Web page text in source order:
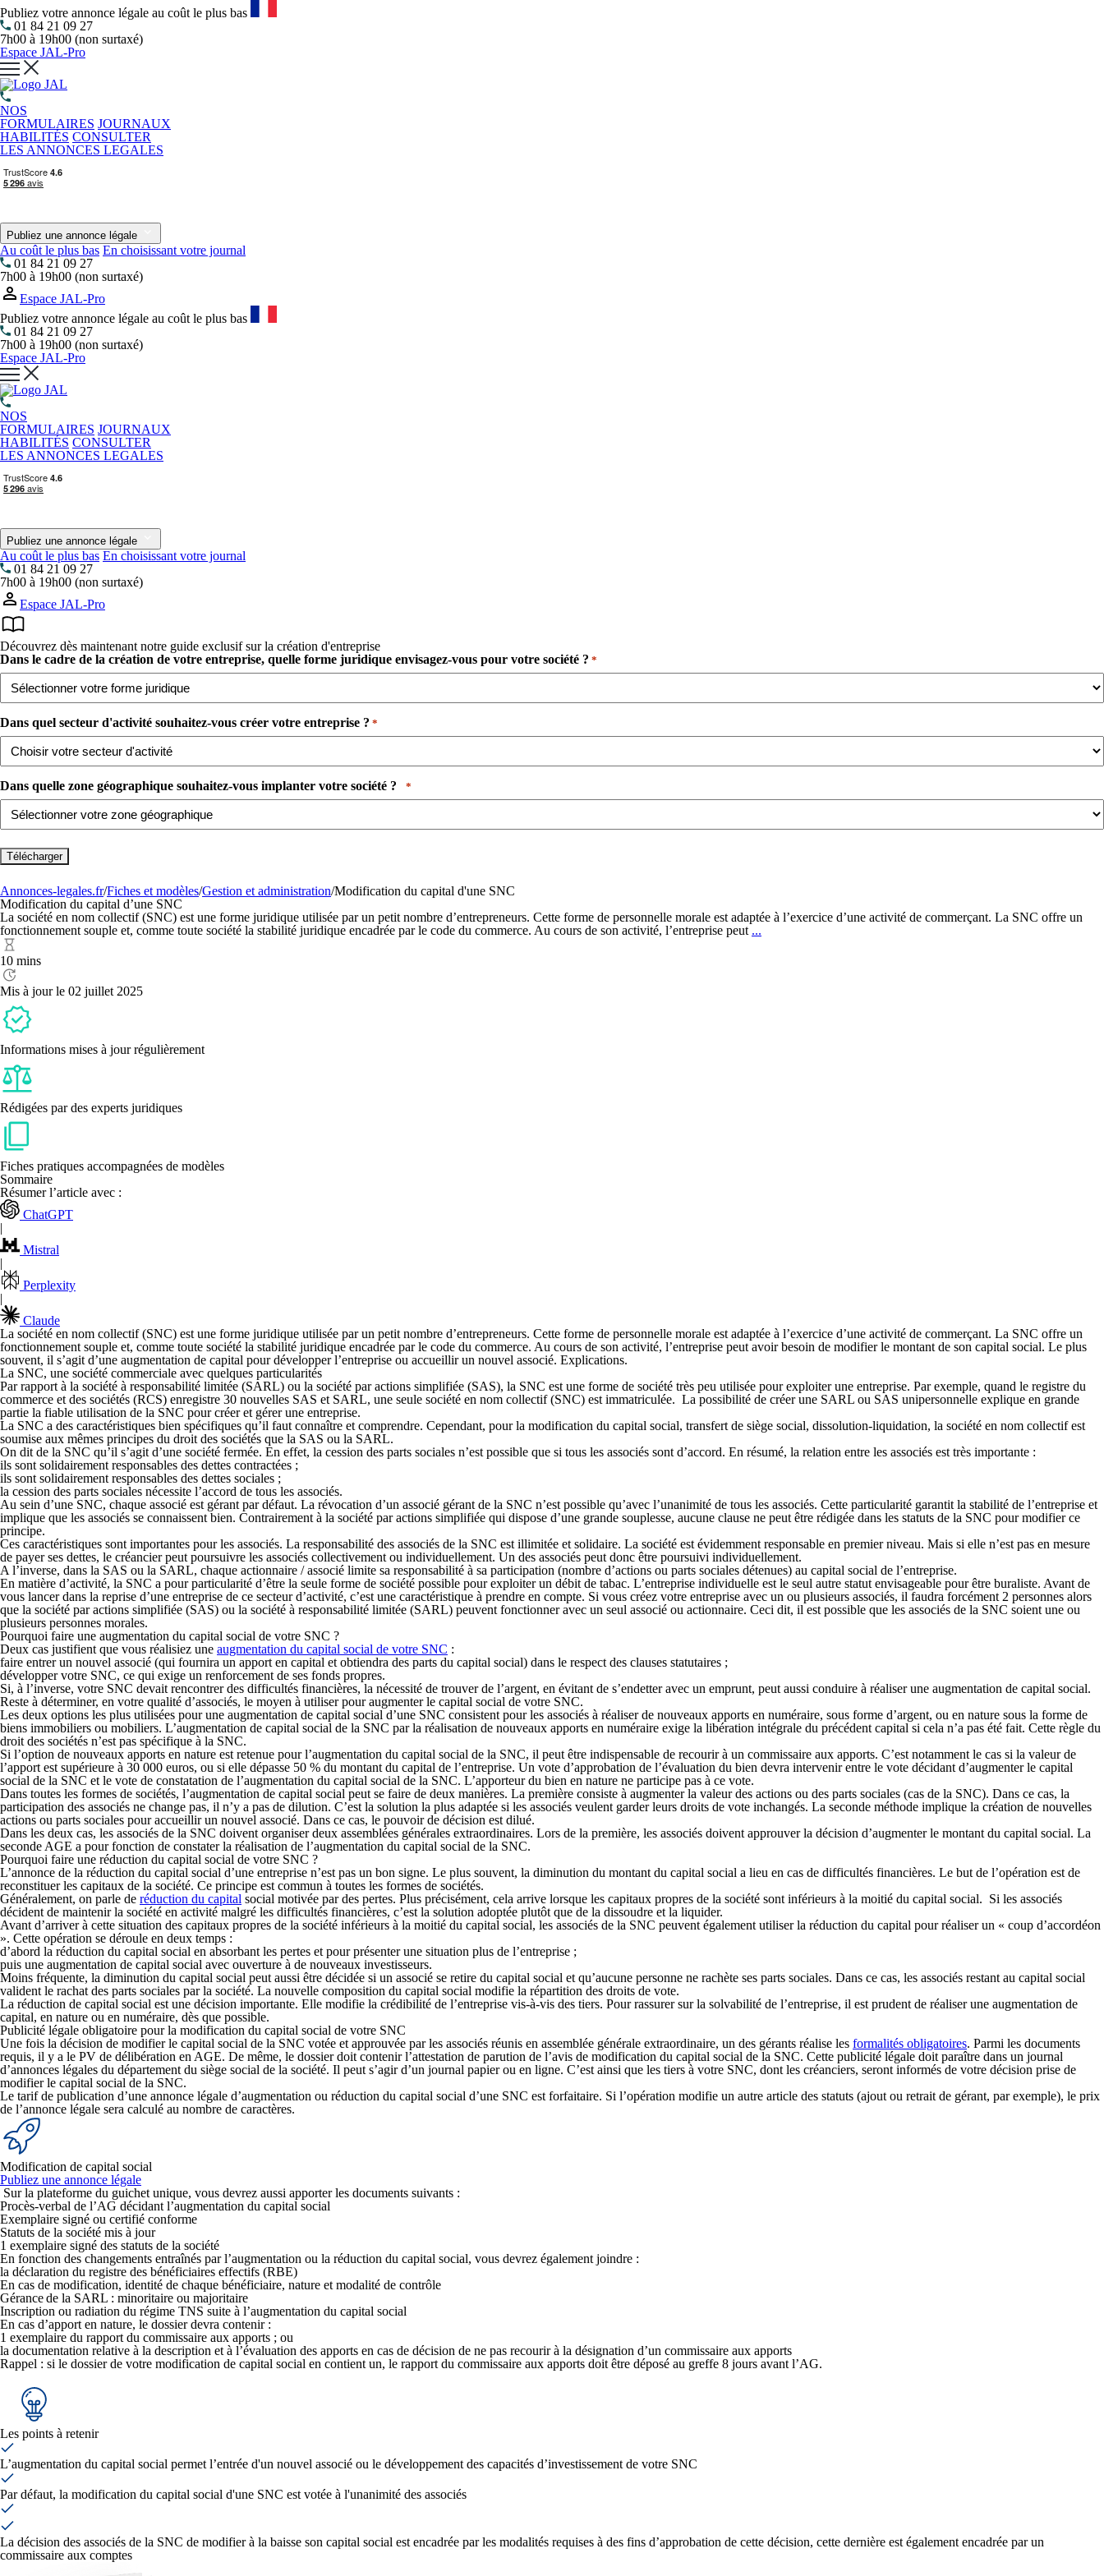
Publiez votre annonce légale au coût le plus bas
01 84 21 09 27
7h00 à 19h00 (non surtaxé)
Espace JAL-Pro
NOS
FORMULAIRES JOURNAUX
HABILITÉS CONSULTER
LES ANNONCES LEGALES
Publiez une annonce légale
Au coût le plus bas En choisissant votre journal
01 84 21 09 27
7h00 à 19h00 (non surtaxé)
Espace JAL-Pro
Publiez votre annonce légale au coût le plus bas
01 84 21 09 27
7h00 à 19h00 (non surtaxé)
Espace JAL-Pro
NOS
FORMULAIRES JOURNAUX
HABILITÉS CONSULTER
LES ANNONCES LEGALES
Publiez une annonce légale
Au coût le plus bas En choisissant votre journal
01 84 21 09 27
7h00 à 19h00 (non surtaxé)
Espace JAL-Pro
Découvrez dès maintenant notre guide exclusif sur la création d'entreprise
Dans le cadre de la création de votre entreprise, quelle forme juridique envisagez-vous pour votre société ? *
Dans quel secteur d'activité souhaitez-vous créer votre entreprise ?​ *
Dans quelle zone géographique souhaitez-vous implanter votre société ? ​ ​ *
Annonces-legales.fr/Fiches et modèles/Gestion et administration/Modification du capital d'une SNC
Modification du capital d’une SNC
La société en nom collectif (SNC) est une forme juridique utilisée par un petit nombre d’entrepreneurs. Cette forme de personnelle morale est adaptée à l’exercice d’une activité de commerçant. La SNC offre un
fonctionnement souple et, comme toute société la stabilité juridique encadrée par le code du commerce. Au cours de son activité, l’entreprise peut ...
10 mins
Mis à jour le 02 juillet 2025
Informations mises à jour régulièrement
Rédigées par des experts juridiques
Fiches pratiques accompagnées de modèles
Sommaire
Résumer l’article avec :
ChatGPT
|
Mistral
|
Perplexity
|
Claude
La société en nom collectif (SNC) est une forme juridique utilisée par un petit nombre d’entrepreneurs. Cette forme de personnelle morale est adaptée à l’exercice d’une activité de commerçant. La SNC offre un
fonctionnement souple et, comme toute société la stabilité juridique encadrée par le code du commerce. Au cours de son activité, l’entreprise peut avoir besoin de modifier le montant de son capital social. Le plus
souvent, il s’agit d’une augmentation de capital pour développer l’entreprise ou accueillir un nouvel associé. Explications.
La SNC, une société commerciale avec quelques particularités
Par rapport à la société à responsabilité limitée (SARL) ou la société par actions simplifiée (SAS), la SNC est une forme de société très peu utilisée pour exploiter une entreprise. Par exemple, quand le registre du
commerce et des sociétés (RCS) enregistre 30 nouvelles SAS et SARL, une seule société en nom collectif (SNC) est immatriculée. La possibilité de créer une SARL ou SAS unipersonnelle explique en grande
partie la fiable utilisation de la SNC pour créer et gérer une entreprise.
La SNC a des caractéristiques bien spécifiques qu’il faut connaître et comprendre. Cependant, pour la modification du capital social, transfert de siège social, dissolution-liquidation, la société en nom collectif est
soumise aux mêmes principes du droit des sociétés que la SAS ou la SARL.
On dit de la SNC qu’il s’agit d’une société fermée. En effet, la cession des parts sociales n’est possible que si tous les associés sont d’accord. En résumé, la relation entre les associés est très importante :
ils sont solidairement responsables des dettes contractées ;
ils sont solidairement responsables des dettes sociales ;
la cession des parts sociales nécessite l’accord de tous les associés.
Au sein d’une SNC, chaque associé est gérant par défaut. La révocation d’un associé gérant de la SNC n’est possible qu’avec l’unanimité de tous les associés. Cette particularité garantit la stabilité de l’entreprise et
implique que les associés se connaissent bien. Contrairement à la société par actions simplifiée qui dispose d’une grande souplesse, aucune clause ne peut être rédigée dans les statuts de la SNC pour modifier ce
principe.
Ces caractéristiques sont importantes pour les associés. La responsabilité des associés de la SNC est illimitée et solidaire. La société est évidemment responsable en premier niveau. Mais si elle n’est pas en mesure
de payer ses dettes, le créancier peut poursuivre les associés collectivement ou individuellement. Un des associés peut donc être poursuivi individuellement.
A l’inverse, dans la SAS ou la SARL, chaque actionnaire / associé limite sa responsabilité à sa participation (nombre d’actions ou parts sociales détenues) au capital social de l’entreprise.
En matière d’activité, la SNC a pour particularité d’être la seule forme de société possible pour exploiter un débit de tabac. L’entreprise individuelle est le seul autre statut envisageable pour être buraliste. Avant de
vous lancer dans la reprise d’une entreprise de ce secteur d’activité, c’est une caractéristique à prendre en compte. Si vous créez votre entreprise avec un ou plusieurs associés, il faudra forcément 2 personnes alors
que la société par actions simplifiée (SAS) ou la société à responsabilité limitée (SARL) peuvent fonctionner avec un seul associé ou actionnaire. Ceci dit, il est possible que les associés de la SNC soient une ou
plusieurs personnes morales.
Pourquoi faire une augmentation du capital social de votre SNC ?
Deux cas justifient que vous réalisiez une augmentation du capital social de votre SNC :
faire entrer un nouvel associé (qui fournira un apport en capital et obtiendra des parts du capital social) dans le respect des clauses statutaires ;
développer votre SNC, ce qui exige un renforcement de ses fonds propres.
Si, à l’inverse, votre SNC devait rencontrer des difficultés financières, la nécessité de trouver de l’argent, en évitant de s’endetter avec un emprunt, peut aussi conduire à réaliser une augmentation de capital social.
Reste à déterminer, en votre qualité d’associés, le moyen à utiliser pour augmenter le capital social de votre SNC.
Les deux options les plus utilisées pour une augmentation de capital social d’une SNC consistent pour les associés à réaliser de nouveaux apports en numéraire, sous forme d’argent, ou en nature sous la forme de
biens immobiliers ou mobiliers. L’augmentation de capital social de la SNC par la réalisation de nouveaux apports en numéraire exige la libération intégrale du précédent capital si cela n’a pas été fait. Cette règle du
droit des sociétés n’est pas spécifique à la SNC.
Si l’option de nouveaux apports en nature est retenue pour l’augmentation du capital social de la SNC, il peut être indispensable de recourir à un commissaire aux apports. C’est notamment le cas si la valeur de
l’apport est supérieure à 30 000 euros, ou si elle dépasse 50 % du montant du capital de l’entreprise. Un vote d’approbation de l’évaluation du bien devra intervenir entre le vote décidant d’augmenter le capital
social de la SNC et le vote de constatation de l’augmentation du capital social de la SNC. L’apporteur du bien en nature ne participe pas à ce vote.
Dans toutes les formes de sociétés, l’augmentation de capital social peut se faire de deux manières. La première consiste à augmenter la valeur des actions ou des parts sociales (cas de la SNC). Dans ce cas, la
participation des associés ne change pas, il n’y a pas de dilution. C’est la solution la plus adaptée si les associés veulent garder leurs droits de vote inchangés. La seconde méthode implique la création de nouvelles
actions ou parts sociales pour accueillir un nouvel associé. Dans ce cas, le pouvoir de décision est dilué.
Dans les deux cas, les associés de la SNC doivent organiser deux assemblées générales extraordinaires. Lors de la première, les associés doivent approuver la décision d’augmenter le montant du capital social. La
seconde AGE a pour fonction de constater la réalisation de l’augmentation du capital social de la SNC.
Pourquoi faire une réduction du capital social de votre SNC ?
L’annonce de la réduction du capital social d’une entreprise n’est pas un bon signe. Le plus souvent, la diminution du montant du capital social a lieu en cas de difficultés financières. Le but de l’opération est de
reconstituer les capitaux de la société. Ce principe est commun à toutes les formes de sociétés.
Généralement, on parle de réduction du capital social motivée par des pertes. Plus précisément, cela arrive lorsque les capitaux propres de la société sont inférieurs à la moitié du capital social. Si les associés
décident de maintenir la société en activité malgré les difficultés financières, c’est la solution adoptée plutôt que de la dissoudre et la liquider.
Avant d’arriver à cette situation des capitaux propres de la société inférieurs à la moitié du capital social, les associés de la SNC peuvent également utiliser la réduction du capital pour réaliser un « coup d’accordéon
». Cette opération se déroule en deux temps :
d’abord la réduction du capital social en absorbant les pertes et pour présenter une situation plus de l’entreprise ;
puis une augmentation de capital social avec ouverture à de nouveaux investisseurs.
Moins fréquente, la diminution du capital social peut aussi être décidée si un associé se retire du capital social et qu’aucune personne ne rachète ses parts sociales. Dans ce cas, les associés restant au capital social
valident le rachat des parts sociales par la société. La nouvelle composition du capital social modifie la répartition des droits de vote.
La réduction de capital social est une décision importante. Elle modifie la crédibilité de l’entreprise vis-à-vis des tiers. Pour rassurer sur la solvabilité de l’entreprise, il est prudent de réaliser une augmentation de
capital, en nature ou en numéraire, dès que possible.
Publicité légale obligatoire pour la modification du capital social de votre SNC
Une fois la décision de modifier le capital social de la SNC votée et approuvée par les associés réunis en assemblée générale extraordinaire, un des gérants réalise les formalités obligatoires. Parmi les documents
requis, il y a le PV de délibération en AGE. De même, le dossier doit contenir l’attestation de parution de l’avis de modification du capital social de la SNC. Cette publicité légale doit paraître dans un journal
d’annonces légales du département du siège social de la société. Il peut s’agir d’un journal papier ou en ligne. C’est ainsi que les tiers à votre SNC, dont les créanciers, seront informés de votre décision prise de
modifier le capital social de la SNC.
Le tarif de publication d’une annonce légale d’augmentation ou réduction du capital social d’une SNC est forfaitaire. Si l’opération modifie un autre article des statuts (ajout ou retrait de gérant, par exemple), le prix
de l’annonce légale sera calculé au nombre de caractères.
Modification de capital social
Publiez une annonce légale
Sur la plateforme du guichet unique, vous devrez aussi apporter les documents suivants :
Procès-verbal de l’AG décidant l’augmentation du capital social
Exemplaire signé ou certifié conforme
Statuts de la société mis à jour
1 exemplaire signé des statuts de la société
En fonction des changements entraînés par l’augmentation ou la réduction du capital social, vous devrez également joindre :
la déclaration du registre des bénéficiaires effectifs (RBE)
En cas de modification, identité de chaque bénéficiaire, nature et modalité de contrôle
Gérance de la SARL : minoritaire ou majoritaire
Inscription ou radiation du régime TNS suite à l’augmentation du capital social
En cas d’apport en nature, le dossier devra contenir :
1 exemplaire du rapport du commissaire aux apports ; ou
la documentation relative à la description et à l’évaluation des apports en cas de décision de ne pas recourir à la désignation d’un commissaire aux apports
Rappel : si le dossier de votre modification de capital social en contient un, le rapport du commissaire aux apports doit être déposé au greffe 8 jours avant l’AG.
Les points à retenir
L’augmentation du capital social permet l’entrée d'un nouvel associé ou le développement des capacités d’investissement de votre SNC
Par défaut, la modification du capital social d'une SNC est votée à l'unanimité des associés
La décision des associés de la SNC de modifier à la baisse son capital social est encadrée par les modalités requises à des fins d’approbation de cette décision, cette dernière est également encadrée par un
commissaire aux comptes